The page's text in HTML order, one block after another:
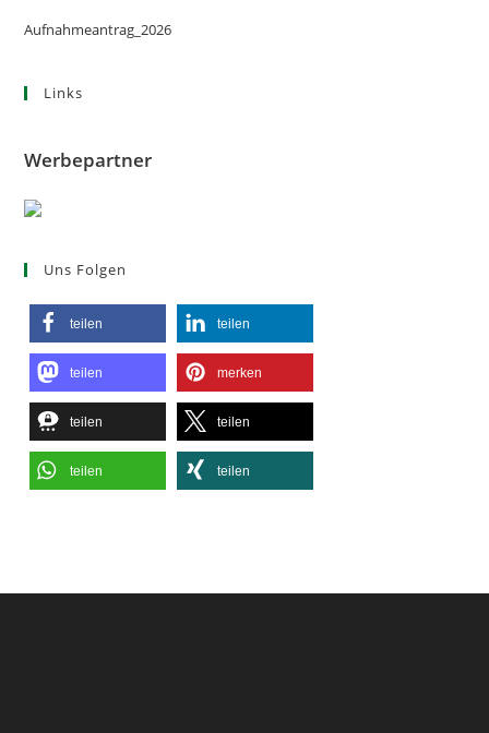
Aufnahmeantrag_2026
Links
Werbepartner
Uns Folgen
teilen teilen
teilen merken
teilen teilen
teilen teilen